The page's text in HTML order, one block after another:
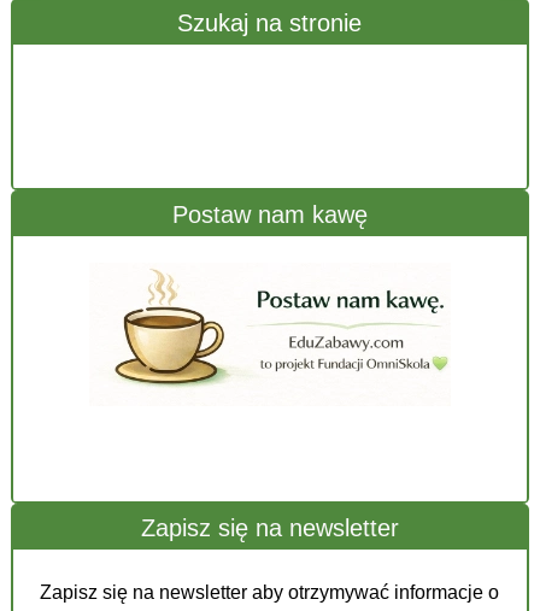
Szukaj na stronie
Postaw nam kawę
Zapisz się na newsletter
Zapisz się na newsletter aby otrzymywać informacje o